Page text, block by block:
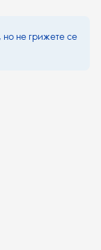
но не грижете се